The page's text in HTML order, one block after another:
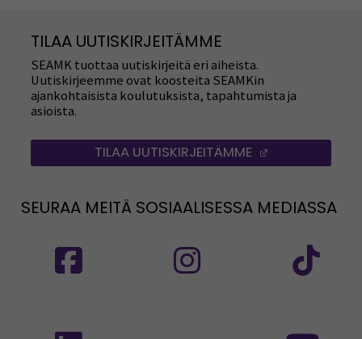
TILAA UUTISKIRJEITÄMME
SEAMK tuottaa uutiskirjeitä eri aiheista.
Uutiskirjeemme ovat koosteita SEAMKin
ajankohtaisista koulutuksista, tapahtumista ja
asioista.
TILAA UUTISKIRJEITÄMME
SEURAA MEITÄ SOSIAALISESSA MEDIASSA